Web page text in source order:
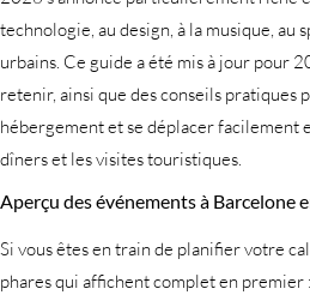
technologie, au design, à la musique, au
urbains. Ce guide a été mis à jour pour
retenir, ainsi que des conseils pratiques
hébergement et se déplacer facilement
dîners et les visites touristiques.
Aperçu des événements à Barcelone
Si vous êtes en train de planifier votre
phares qui affichent complet en premier :